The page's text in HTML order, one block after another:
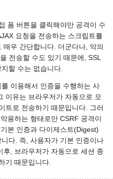
폼 버튼을 클릭해야만 공격이 수
요청을 전송하는 스크립트를
우 간단합니다. 더군다나, 악의
전송할 수도 있기 때문에, SSL
할 수는 없습니다.
이용해서 인증을 수행하는 사
이유는 브라우저가 자동으로 모
트로 전송하기 때문입니다. 그러
용하는 형태로만 CSRF 공격이
본 인증과 다이제스트(Digest)
다. 즉, 사용자가 기본 인증이나
후, 브라우저가 자동으로 세션 종
기 때문입니다.